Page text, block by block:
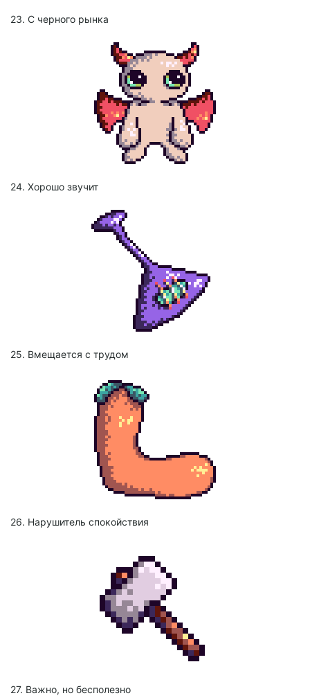
23. С черного рынка
24. Хорошо звучит
25. Вмещается с трудом
26. Нарушитель спокойствия
27. Важно, но бесполезно